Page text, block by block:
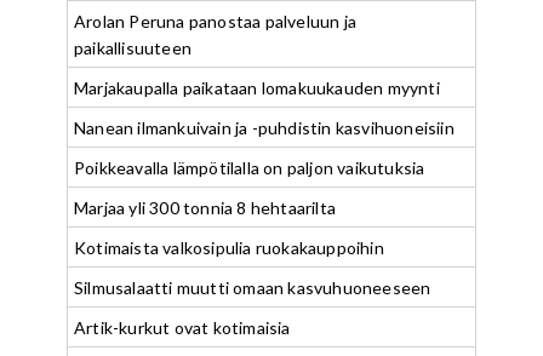
Arolan Peruna panostaa palveluun ja
paikallisuuteen
Marjakaupalla paikataan lomakuukauden myynti
Nanean ilmankuivain ja -puhdistin kasvihuoneisiin
Poikkeavalla lämpötilalla on paljon vaikutuksia
Marjaa yli 300 tonnia 8 hehtaarilta
Kotimaista valkosipulia ruokakauppoihin
Silmusalaatti muutti omaan kasvuhuoneeseen
Artik-kurkut ovat kotimaisia